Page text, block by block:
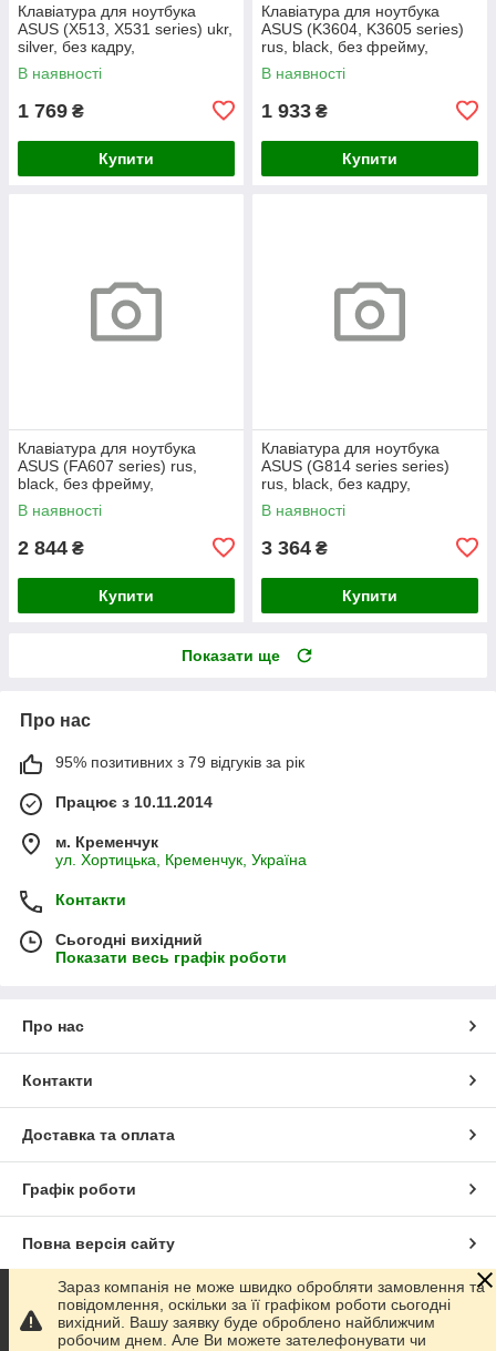
Клавіатура для ноутбука
ASUS (X513, X531 series) ukr,
silver, без кадру,
підсвічування клавіш
В наявності
1 769 ₴
Купити
Клавіатура для ноутбука
ASUS (K3604, K3605 series)
rus, black, без фрейму,
підсвічування клавіш
В наявності
1 933 ₴
Купити
Клавіатура для ноутбука
ASUS (FA607 series) rus,
black, без фрейму,
підсвічування клавіш (RGB)
В наявності
2 844 ₴
Купити
Клавіатура для ноутбука
ASUS (G814 series series)
rus, black, без кадру,
підсвічування клавіш (RGB 4)
В наявності
3 364 ₴
Купити
Показати ще
Про нас
95% позитивних з 79 відгуків за рік
Працює з 10.11.2014
м. Кременчук
ул. Хортицька, Кременчук, Україна
Контакти
Сьогодні вихідний
Показати весь графік роботи
Про нас
Контакти
Доставка та оплата
Графік роботи
Повна версія сайту
Сайт створено на маркетплейсіProm.ua
Зараз компанія не може швидко обробляти замовлення та
повідомлення, оскільки за її графіком роботи сьогодні
вихідний. Вашу заявку буде оброблено найближчим
робочим днем. Але Ви можете зателефонувати чи